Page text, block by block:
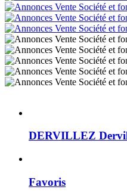
DERVILLEZ
Favoris